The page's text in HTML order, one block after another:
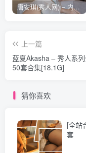
合集目录
[6.11]
095.[Xiuren秀人网
745MB]
[5.18]
712MB]
唐安琪(秀人网) – 内购合集无水印[41期-2026.04]
上一篇
蓝夏Akasha – 秀人系
50套合集[18.1G]
猜你喜欢
[全站
套